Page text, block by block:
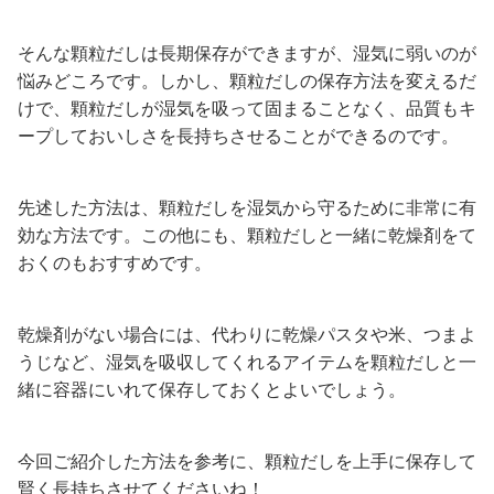
そんな顆粒だしは長期保存ができますが、湿気に弱いのが
悩みどころです。しかし、顆粒だしの保存方法を変えるだ
けで、顆粒だしが湿気を吸って固まることなく、品質もキ
ープしておいしさを長持ちさせることができるのです。
先述した方法は、顆粒だしを湿気から守るために非常に有
効な方法です。この他にも、顆粒だしと一緒に乾燥剤をて
おくのもおすすめです。
乾燥剤がない場合には、代わりに乾燥パスタや米、つまよ
うじなど、湿気を吸収してくれるアイテムを顆粒だしと一
緒に容器にいれて保存しておくとよいでしょう。
今回ご紹介した方法を参考に、顆粒だしを上手に保存して
賢く長持ちさせてくださいね！